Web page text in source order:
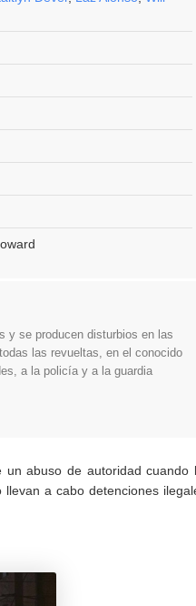
y se producen disturbios en las
las revueltas, en el conocido
a la policía y a la guardia
abuso de autoridad cuando
a cabo detenciones